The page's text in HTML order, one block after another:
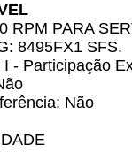
RPM PARA
8495FX1 SFS.
- Participação
Não